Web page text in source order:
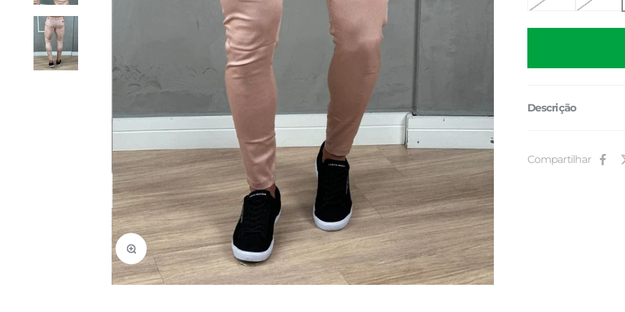
Zoom na imagem
Descrição
Compartilhar